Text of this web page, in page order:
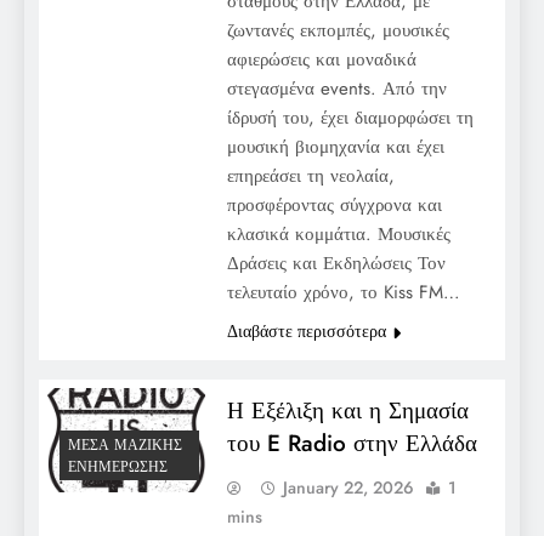
ζωντανές εκπομπές, μουσικές
αφιερώσεις και μοναδικά
στεγασμένα events. Από την
ίδρυσή του, έχει διαμορφώσει τη
μουσική βιομηχανία και έχει
επηρεάσει τη νεολαία,
προσφέροντας σύγχρονα και
κλασικά κομμάτια. Μουσικές
Δράσεις και Εκδηλώσεις Τον
τελευταίο χρόνο, το Kiss FM…
Διαβάστε περισσότερα
ΜΈΣΑ ΜΑΖΙΚΉΣ
ΕΝΗΜΈΡΩΣΗΣ
Η Εξέλιξη και η Σημασία
του E Radio στην Ελλάδα
January 22, 2026
1
mins